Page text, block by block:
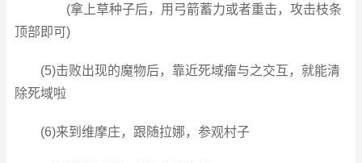
(拿上草种子后，用弓箭蓄力或者重击，攻击枝条
顶部即可)
(5)击败出现的魔物后，靠近死域瘤与之交互，就能清
除死域啦
(6)来到维摩庄，跟随拉娜，参观村子